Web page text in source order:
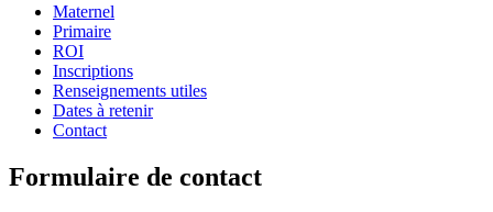
Maternel
Primaire
ROI
Inscriptions
Renseignements utiles
Dates à retenir
Contact
Formulaire de contact